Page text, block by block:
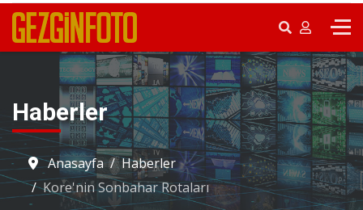
Haberler
Anasayfa
Haberler
Kore'nin Sonbahar Rotaları